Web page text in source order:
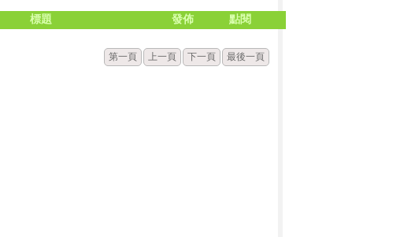
標題 發佈 點閱
第一頁 上一頁 下一頁 最後一頁